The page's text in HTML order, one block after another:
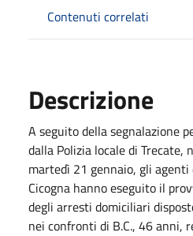
Contenuti correlati
Descrizione
A seguito della segnalazione
dalla Polizia locale di Trecate,
martedì 21 gennaio, gli agenti
Cicogna hanno eseguito il
degli arresti domiciliari
nei confronti di B.C., 46 anni,